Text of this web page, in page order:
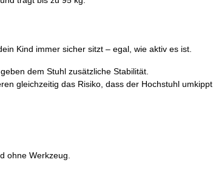
Kind immer sicher sitzt – egal, wie aktiv es ist.
dem Stuhl zusätzliche Stabilität.
gleichzeitig das Risiko, dass der Hochstuhl umkippt.
ohne Werkzeug.